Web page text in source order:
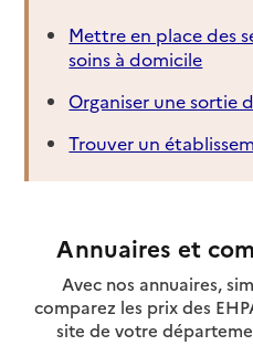
Mettre en place des
soins à domicile
Organiser une sortie
Trouver un
Annuaires et
Avec nos annuaires,
comparez les prix des
site de votre